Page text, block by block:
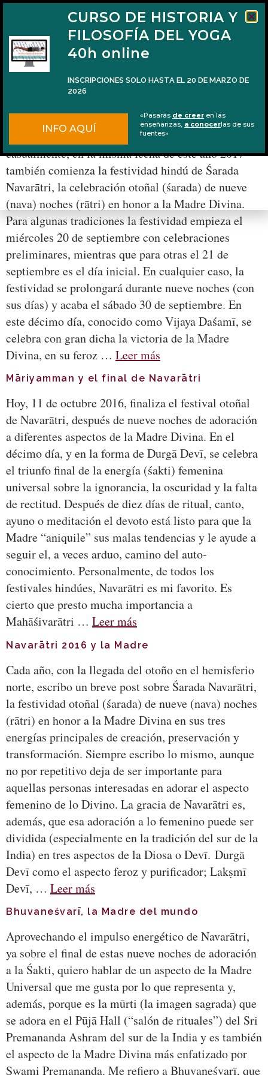
Navarātri 2017
Comienza el otoño según el calendario gregoriano y,
casualmente, en la misma fecha de este año 2017
también comienza la festividad hindú de Śarada
Navarātri, la celebración otoñal (śarada) de nueve
(nava) noches (rātri) en honor a la Madre Divina.
Para algunas tradiciones la festividad empieza el
miércoles 20 de septiembre con celebraciones
preliminares, mientras que para otras el 21 de
septiembre es el día inicial. En cualquier caso, la
festividad se prolongará durante nueve noches (con
sus días) y acaba el sábado 30 de septiembre. En
este décimo día, conocido como Vijaya Daśamī, se
celebra con gran dicha la victoria de la Madre
Divina, en su feroz … Leer más
Māriyamman y el final de Navarātri
Hoy, 11 de octubre 2016, finaliza el festival otoñal
de Navarātri, después de nueve noches de adoración
a diferentes aspectos de la Madre Divina. En el
décimo día, y en la forma de Durgā Devī, se celebra
el triunfo final de la energía (śakti) femenina
universal sobre la ignorancia, la oscuridad y la falta
de rectitud. Después de diez días de ritual, canto,
ayuno o meditación el devoto está listo para que la
Madre “aniquile” sus malas tendencias y le ayude a
seguir el, a veces arduo, camino del auto-
conocimiento. Personalmente, de todos los
festivales hindúes, Navarātri es mi favorito. Es
cierto que presto mucha importancia a
Mahāśivarātri … Leer más
Navarātri 2016 y la Madre
Cada año, con la llegada del otoño en el hemisferio
norte, escribo un breve post sobre Śarada Navarātri,
la festividad otoñal (śarada) de nueve (nava) noches
(rātri) en honor a la Madre Divina en sus tres
energías principales de creación, preservación y
transformación. Siempre escribo lo mismo, aunque
no por repetitivo deja de ser importante para
aquellas personas interesadas en adorar el aspecto
femenino de lo Divino. La gracia de Navarātri es,
además, que esa adoración a lo femenino puede ser
dividida (especialmente en la tradición del sur de la
India) en tres aspectos de la Diosa o Devī. Durgā
Devī como el aspecto feroz y purificador; Lakṣmī
Devī, … Leer más
Bhuvaneśvarī, la Madre del mundo
Aprovechando el impulso energético de Navarātri,
ya sobre el final de estas nueve noches de adoración
a la Śakti, quiero hablar de un aspecto de la Madre
Universal que me gusta por lo que representa y,
además, porque es la mūrti (la imagen sagrada) que
se adora en el Pūjā Hall (“salón de rituales”) del Sri
Premananda Ashram del sur de la India y es también
el aspecto de la Madre Divina más enfatizado por
Swami Premananda. Me refiero a Bhuvaneśvarī, que
CURSO DE HISTORIA Y
FILOSOFÍA DEL YOGA
40h online
INSCRIPCIONES SOLO HASTA EL 20 DE MARZO DE
2026
INFO AQUÍ
«Pasarás de creer en las
enseñanzas, a conocerlas de sus
fuentes»